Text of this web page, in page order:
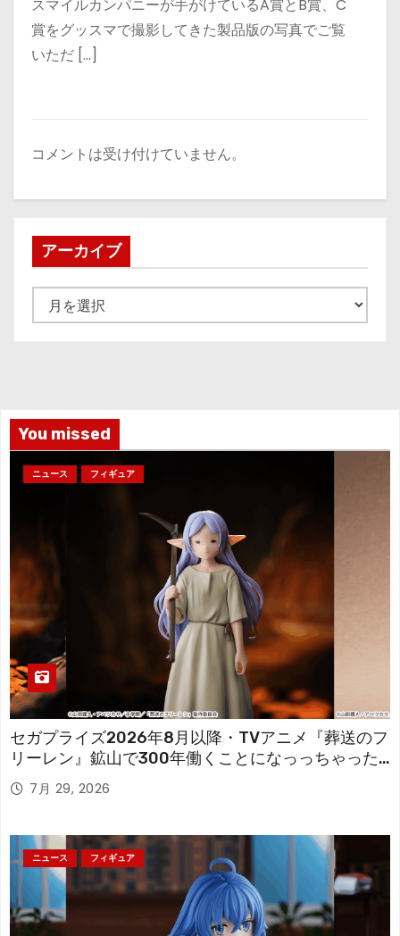
スマイルカンパニーが手がけているA賞とB賞、C
賞をグッスマで撮影してきた製品版の写真でご覧
いただ […]
コメントは受け付けていません。
アーカイブ
ー
You missed
ニュース フィギュア
セガプライズ2026年8月以降・TVアニメ『葬送のフ
リーレン』鉱山で300年働くことになっっちゃった
「フリーレン」を立体化！
7月 29, 2026
ニュース フィギュア